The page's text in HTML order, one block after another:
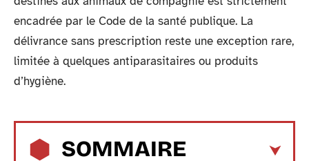
encadrée par le Code de la santé publique. La
délivrance sans prescription reste une exception rare,
limitée à quelques antiparasitaires ou produits
d’hygiène.
SOMMAIRE